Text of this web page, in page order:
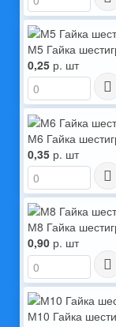
М5 Гайка
0,25 р. шт
М6 Гайка
0,35 р. шт
М8 Гайка
0,90 р. шт
М10 Гайка